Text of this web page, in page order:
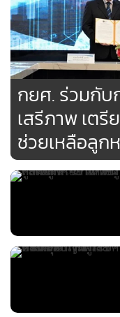
กยศ. ร่วมกับ
เสรีภาพ เตรี
ช่วยเหลือลูก